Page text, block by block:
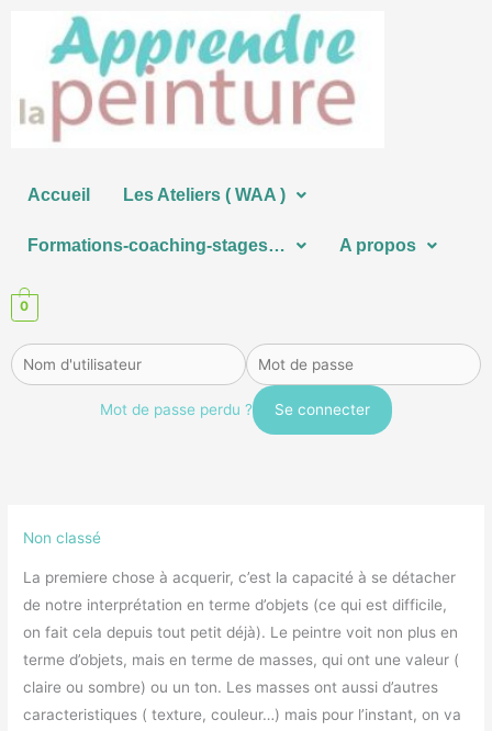
contenu
Accueil Les Ateliers ( WAA )
Formations-coaching-stages… A propos
0
Mot de passe perdu ?
Non classé
La premiere chose à acquerir, c’est la capacité à se détacher
de notre interprétation en terme d’objets (ce qui est difficile,
on fait cela depuis tout petit déjà). Le peintre voit non plus en
terme d’objets, mais en terme de masses, qui ont une valeur (
claire ou sombre) ou un ton. Les masses ont aussi d’autres
caracteristiques ( texture, couleur…) mais pour l’instant, on va